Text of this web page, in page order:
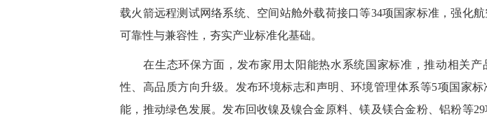
载火箭远程测试网络系统、空间站舱外载荷接口等34项国家标准，强化航
可靠性与兼容性，夯实产业标准化基础。
在生态环保方面， 发布家用太阳能热水系统国家标准，推动相关产
性、高品质方向升级。 发布环境标志和声明、环境管理体系等5项国家
能，推动绿色发展。发布回收镍及镍合金原料、镁及镁合金粉、铝粉等